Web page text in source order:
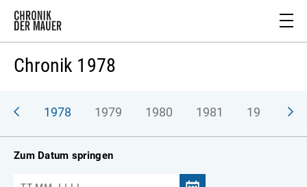
Chronik 1978
1978 1979 1980 1981 1982
Zum Datum springen